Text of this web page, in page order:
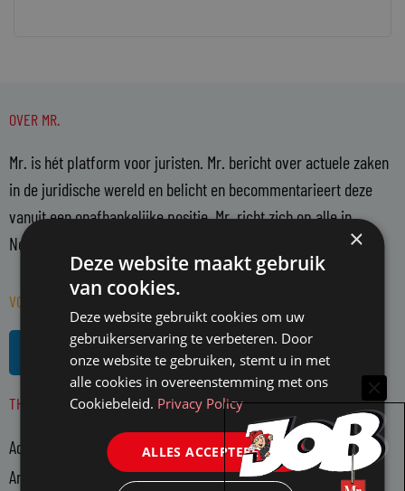
OVER MR.
Mr. is hét platform voor juristen. Mr. bericht over actuele zaken
in de juridische wereld en belicht en becommentarieert deze
vanuit een onafhankelijke positie. Mr. richt zich op alle in
Nederland actieve juristen en WO-rechtenstudenten.
VOLG MR. OP SOCIAL MEDIA
R
s
s
THEMA'S
Advocatuur
Arbeidsmarkt
×
Deze website maakt gebruik
van cookies.
Deze website gebruikt cookies om uw
gebruikerservaring te verbeteren. Door
onze website te gebruiken, stemt u in met
alle cookies in overeenstemming met ons
Cookiebeleid. Privacy Policy
ALLES ACCEPTEREN